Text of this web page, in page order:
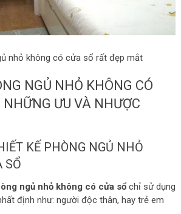
nhỏ không có cửa sổ rất đẹp mắt
NGỦ NHỎ KHÔNG CÓ
NHỮNG ƯU VÀ NHƯỢC
KẾ PHÒNG NGỦ NHỎ
SỔ
ngủ nhỏ không có cửa sổchỉ sử dụng
định như: người độc thân, hay trẻ em